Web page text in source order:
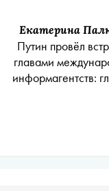
Екатерина
Путин провёл
главами
информагентств: